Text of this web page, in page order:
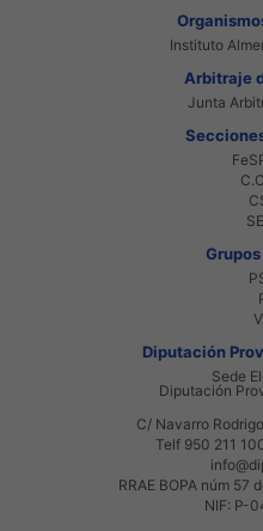
Instituto
Arbitraje
Junta
Diputación
Sede
Diputación
C/ Navarro
Telf 950 211
RRAE BOPA núm 57
NIF: P-